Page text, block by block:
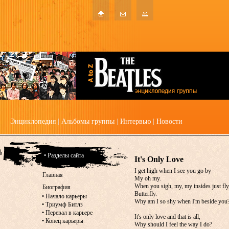
Энциклопедия Альбомы группы Интервью Новости
It's Only Love
I get high when I see you go by
My oh my.
When you sigh, my, my insides just
Butterfly.
Why am I so shy when I'm beside
It's only love and that is all,
Why should I feel the way I do?
• Разделы сайта
Главная
Биография
• Начало карьеры
• Триумф Битлз
• Перевал в карьере
• Конец карьеры